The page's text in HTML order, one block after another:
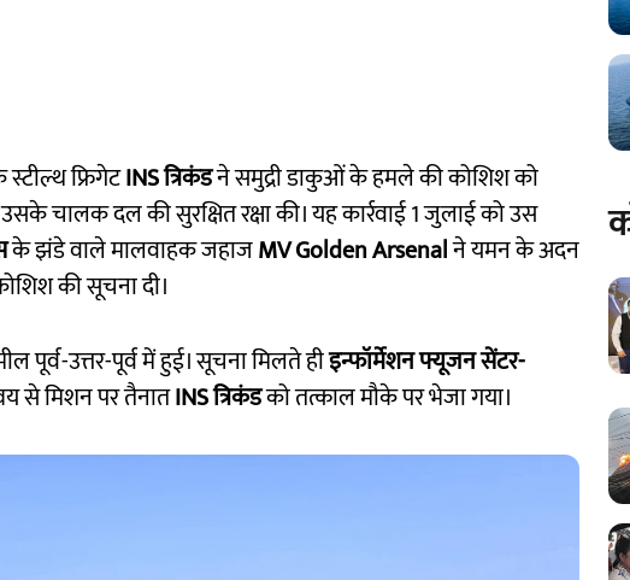
फ्रिगेटINS त्रिकंडने समुद्री डाकुओं के हमले की कोशिश को
चालक दल की सुरक्षित रक्षा की। यह कार्रवाई 1 जुलाई को उस
के झंडे वाले मालवाहक जहाजMV Golden Arsenalने यमन के अदन
की सूचना दी।
पूर्व-उत्तर-पूर्व में हुई। सूचना मिलते हीइन्फॉर्मेशन फ्यूजन सेंटर-
से मिशन पर तैनातINS त्रिकंडको तत्काल मौके पर भेजा गया।